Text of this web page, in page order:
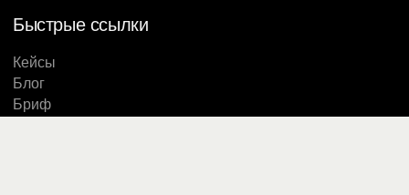
Быстрые ссылки
Кейсы
Блог
Бриф